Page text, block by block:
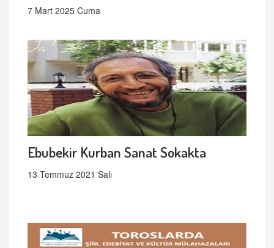
7 Mart 2025 Cuma
Ebubekir Kurban Sanat Sokakta
13 Temmuz 2021 Salı